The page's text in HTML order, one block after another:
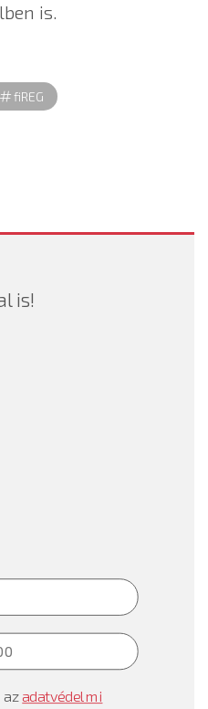
is.
fiREG
is!
azadatvédelmi